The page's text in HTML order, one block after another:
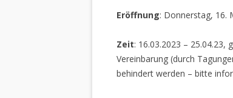
Eröffnung: Donnerstag, 16.
Zeit: 16.03.2023 – 25.04.23,
Vereinbarung (durch
behindert werden – bitte